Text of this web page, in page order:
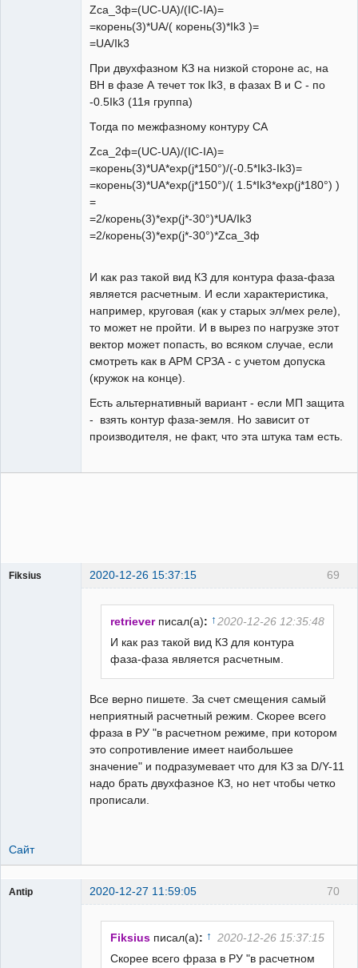
Zca_3ф=(UC-UA)/(IC-IA)=
=корень(3)*UA/( корень(3)*Ik3 )=
=UA/Ik3
При двухфазном КЗ на низкой стороне ас, на
ВН в фазе А течет ток Ik3, в фазах В и С - по
-0.5Ik3 (11я группа)
Тогда по межфазному контуру СА
Zca_2ф=(UC-UA)/(IC-IA)=
=корень(3)*UA*exp(j*150°)/(-0.5*Ik3-Ik3)=
=корень(3)*UA*exp(j*150°)/( 1.5*Ik3*exp(j*180°) )
=
=2/корень(3)*exp(j*-30°)*UA/Ik3
=2/корень(3)*exp(j*-30°)*Zca_3ф
И как раз такой вид КЗ для контура фаза-фаза
является расчетным. И если характеристика,
например, круговая (как у старых эл/мех реле),
то может не пройти. И в вырез по нагрузке этот
вектор может попасть, во всяком случае, если
смотреть как в АРМ СРЗА - с учетом допуска
(кружок на конце).
Есть альтернативный вариант - если МП защита
- взять контур фаза-земля. Но зависит от
производителя, не факт, что эта штука там есть.
69
Fiksius 2020-12-26 15:37:15
retriever писал(а): ↑ 2020-12-26 12:35:48
И как раз такой вид КЗ для контура
фаза-фаза является расчетным.
Все верно пишете. За счет смещения самый
неприятный расчетный режим. Скорее всего
фраза в РУ "в расчетном режиме, при котором
это сопротивление имеет наибольшее
значение" и подразумевает что для КЗ за D/Y-11
надо брать двухфазное КЗ, но нет чтобы четко
прописали.
Сайт
70
Antip 2020-12-27 11:59:05
Fiksius писал(а): ↑ 2020-12-26 15:37:15
Скорее всего фраза в РУ "в расчетном